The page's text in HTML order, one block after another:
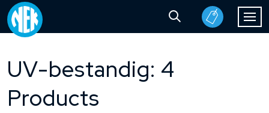
UV-bestandig: 4
Products